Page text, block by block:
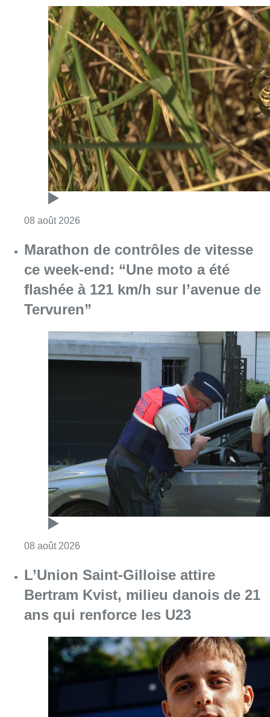
08 août 2026Consulter l'article "Au Moeraske, Bart
Marathon de contrôles de vitesse
ce week-end: “Une moto a été
flashée à 121 km/h sur l’avenue de
Tervuren”
Consulter l'article "Marathon de contrôles
L’Union Saint-Gilloise attire
Bertram Kvist, milieu danois de 21
ans qui renforce les U23
08 août 2026 Consulter l'article "L’Union Saint-Gilloise